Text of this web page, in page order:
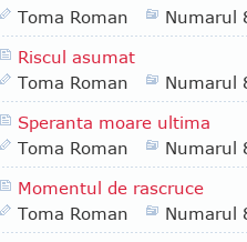
Toma Roman
Numarul
Riscul asumat
Toma Roman
Numarul
Speranta moare ultima
Toma Roman
Numarul
Momentul de rascruce
Toma Roman
Numarul